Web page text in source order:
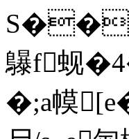
鸔f蚬
�;a幙